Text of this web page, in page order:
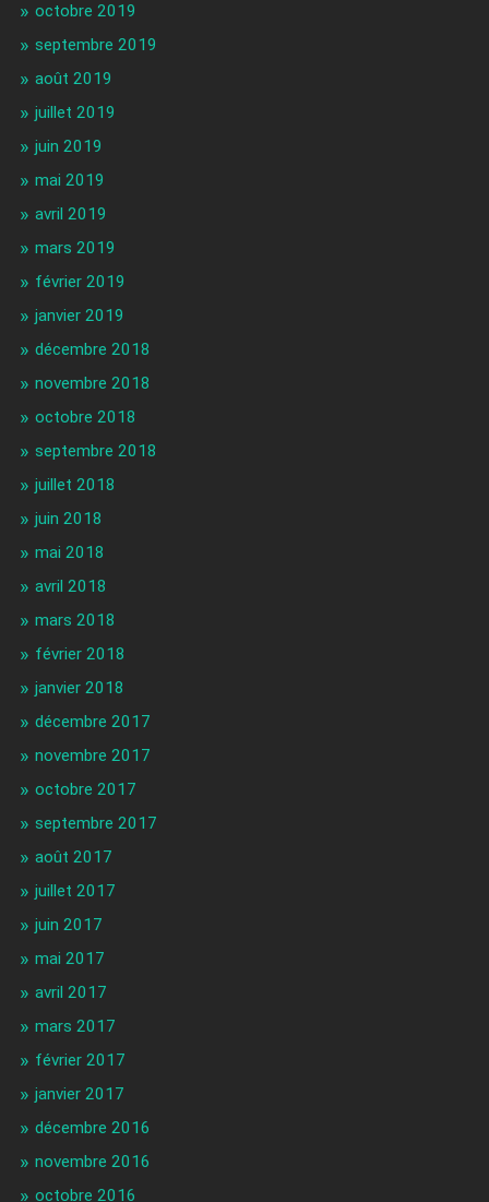
octobre 2019
septembre 2019
août 2019
juillet 2019
juin 2019
mai 2019
avril 2019
mars 2019
février 2019
janvier 2019
décembre 2018
novembre 2018
octobre 2018
septembre 2018
juillet 2018
juin 2018
mai 2018
avril 2018
mars 2018
février 2018
janvier 2018
décembre 2017
novembre 2017
octobre 2017
septembre 2017
août 2017
juillet 2017
juin 2017
mai 2017
avril 2017
mars 2017
février 2017
janvier 2017
décembre 2016
novembre 2016
octobre 2016